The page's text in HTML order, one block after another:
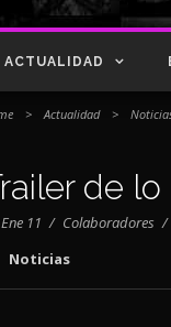
ACTUALIDAD
> Actualidad >
de lo
11 / Colaboradores /
Noticias